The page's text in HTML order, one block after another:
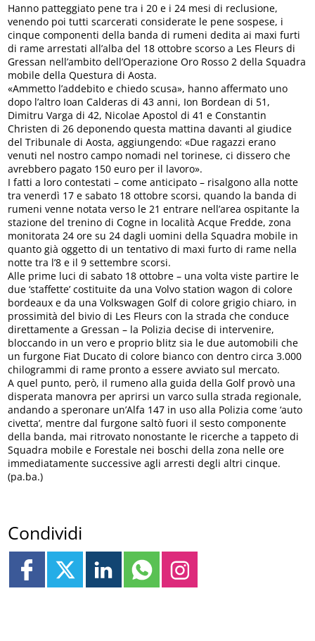
Hanno patteggiato pene tra i 20 e i 24 mesi di reclusione,
venendo poi tutti scarcerati considerate le pene sospese, i
cinque componenti della banda di rumeni dedita ai maxi furti
di rame arrestati all’alba del 18 ottobre scorso a Les Fleurs di
Gressan nell’ambito dell’Operazione Oro Rosso 2 della Squadra
mobile della Questura di Aosta.
«Ammetto l’addebito e chiedo scusa», hanno affermato uno
dopo l’altro Ioan Calderas di 43 anni, Ion Bordean di 51,
Dimitru Varga di 42, Nicolae Apostol di 41 e Constantin
Christen di 26 deponendo questa mattina davanti al giudice
del Tribunale di Aosta, aggiungendo: «Due ragazzi erano
venuti nel nostro campo nomadi nel torinese, ci dissero che
avrebbero pagato 150 euro per il lavoro».
I fatti a loro contestati – come anticipato – risalgono alla notte
tra venerdì 17 e sabato 18 ottobre scorsi, quando la banda di
rumeni venne notata verso le 21 entrare nell’area ospitante la
stazione del trenino di Cogne in località Acque Fredde, zona
monitorata 24 ore su 24 dagli uomini della Squadra mobile in
quanto già oggetto di un tentativo di maxi furto di rame nella
notte tra l’8 e il 9 settembre scorsi.
Alle prime luci di sabato 18 ottobre – una volta viste partire le
due ‘staffette’ costituite da una Volvo station wagon di colore
bordeaux e da una Volkswagen Golf di colore grigio chiaro, in
prossimità del bivio di Les Fleurs con la strada che conduce
direttamente a Gressan – la Polizia decise di intervenire,
bloccando in un vero e proprio blitz sia le due automobili che
un furgone Fiat Ducato di colore bianco con dentro circa 3.000
chilogrammi di rame pronto a essere avviato sul mercato.
A quel punto, però, il rumeno alla guida della Golf provò una
disperata manovra per aprirsi un varco sulla strada regionale,
andando a speronare un’Alfa 147 in uso alla Polizia come ‘auto
civetta’, mentre dal furgone saltò fuori il sesto componente
della banda, mai ritrovato nonostante le ricerche a tappeto di
Squadra mobile e Forestale nei boschi della zona nelle ore
immediatamente successive agli arresti degli altri cinque.
(pa.ba.)
Condividi